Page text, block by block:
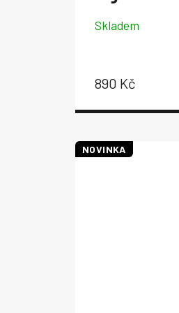
Skladem
890 Kč
NOVINKA